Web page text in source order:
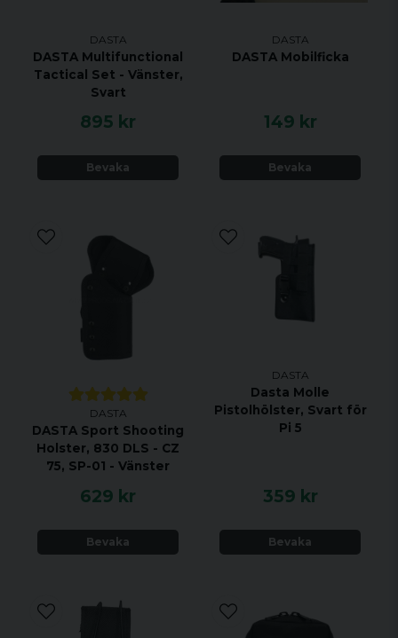
DASTA
DASTA Multifunctional
Tactical Set - Vänster,
Svart
895 kr
Bevaka
DASTA
DASTA Mobilficka
149 kr
Bevaka
DASTA
DASTA Sport Shooting
Holster, 830 DLS - CZ
75, SP-01 - Vänster
629 kr
Bevaka
DASTA
Dasta Molle
Pistolhölster, Svart för
Pi 5
359 kr
Bevaka